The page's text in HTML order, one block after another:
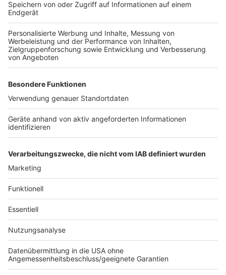
weiterhin in einer Interimshalle statt, die direkt auf
dem Friedhofsgelände bereitgestellt wird.
Anzeige
Anzeige
Erste Absagen wegen der Hitze an Rhein und Erft
Kühle Orte in Kerpen und Bergheim
Ermittlungen zur Kiesgrube Blessem dauern an
Anzeige
Anzeige